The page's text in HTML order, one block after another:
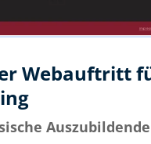
Webauftritt